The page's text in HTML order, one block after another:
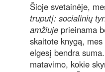
Šioje svetainėje,
truputį: socialinių
amžiuje prieinama
skaitote knygą,
elgesį bendra
matavimo, kokie